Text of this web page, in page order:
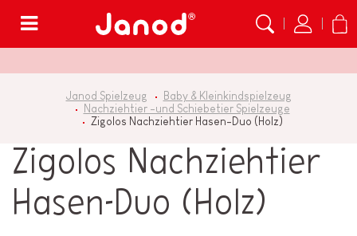
Janod Spielzeug
Baby & Kleinkindspielzeug
Nachziehtier -und Schiebetier Spielzeuge
Zigolos Nachziehtier Hasen-Duo (Holz)
Zigolos Nachziehtier
Hasen-Duo (Holz)